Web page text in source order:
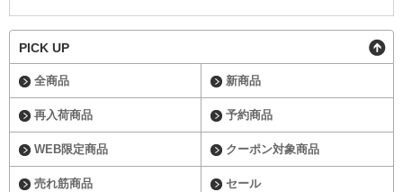
PICK UP
全商品 新商品
再入荷商品 予約商品
WEB限定商品 クーポン対象商品
売れ筋商品 セール